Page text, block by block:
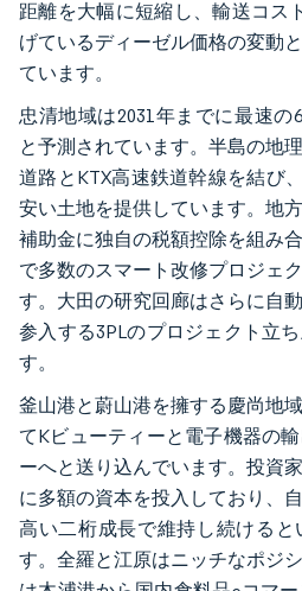
距離を大幅に短縮し、輸送コス
げているディーゼル価格の変動
ています。
忠清地域は2031年までに最速の
と予測されています。半島の地
道路とKTX高速鉄道幹線を結び
安い土地を提供しています。地
補助金に独自の税額控除を組み
で多数のスマート改修プロジェ
す。大田の研究回廊はさらに自
参入する3PLのプロジェクト立
す。
釜山港と蔚山港を擁する慶尚地
てKビューティーと電子機器の
ーへと送り込んでいます。投資
に多額の資本を投入しており、
高い二桁成長で維持し続けると
す。全羅と江原はニッチなポジ